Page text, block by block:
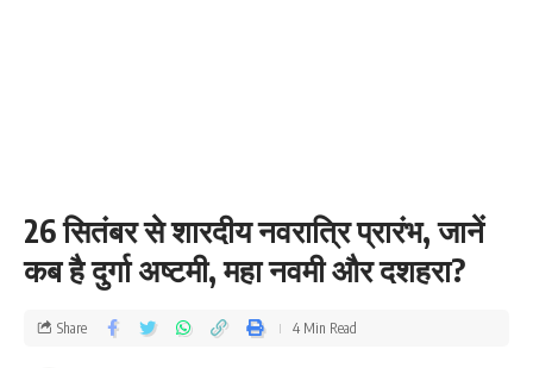
26 सितंबर से शारदीय नवरात्रि प्रारंभ, जानें
कब है दुर्गा अष्टमी, महा नवमी और दशहरा?
Share 4 Min Read